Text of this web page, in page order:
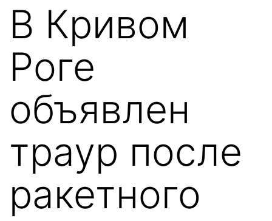
В Кривом
Роге
объявлен
траур после
ракетного